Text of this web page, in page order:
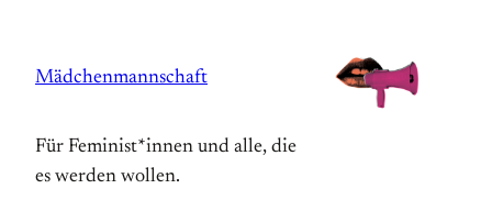
springen
Mädchenmannschaft
Für Feminist*innen und alle, die
es werden wollen.